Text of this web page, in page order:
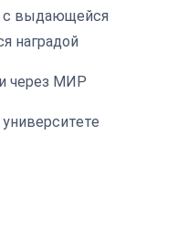
с выдающейся
наградой
через МИР